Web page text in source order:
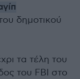
δημοτικού
τα τέλη του
του FBI στο